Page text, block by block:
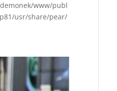
www/publ
usr/share/pear/